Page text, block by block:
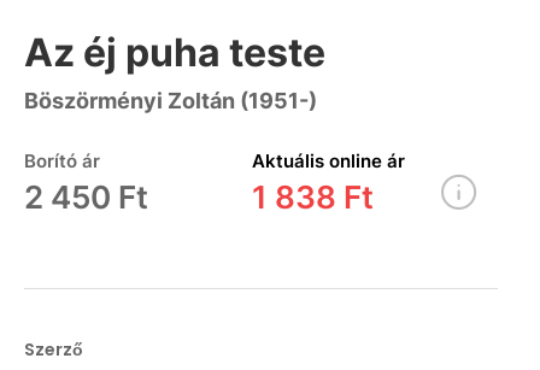
Az éj puha teste
Böszörményi Zoltán (1951-)
Borító ár
2 450 Ft
Aktuális online ár
1 838 Ft
Szerző